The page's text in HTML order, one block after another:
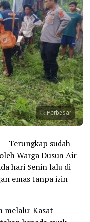
Perbesar
– Terungkap sudah
Warga Dusun Air
hari Senin lalu di
emas tanpa izin
melalui Kasat